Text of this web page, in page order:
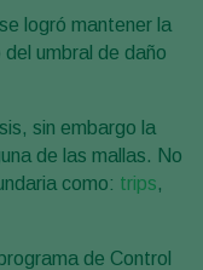
logró mantener la
umbral de daño
sin embargo la
de las mallas. No
como: trips,
de Control